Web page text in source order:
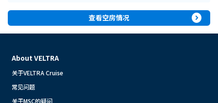
查看空房情况 expand_circle_right
About VELTRA
关于VELTRA Cruise
常见问题
关于MSC的疑问